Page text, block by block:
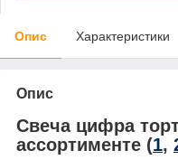
Опис Характеристики
Опис
Свеча цифра
ассортименте (1,